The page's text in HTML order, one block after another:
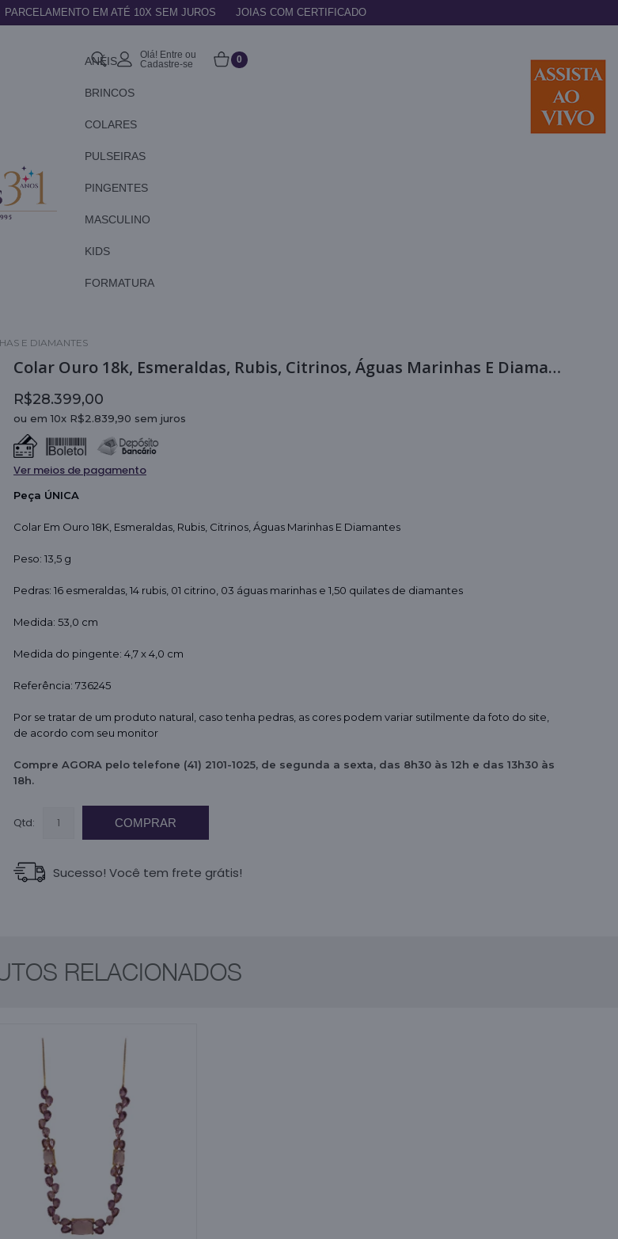
PARCELAMENTO EM ATÉ 10X SEM JUROS JOIAS COM CERTIFICADO
ANÉIS
BRINCOS
COLARES
PULSEIRAS
PINGENTES
MASCULINO
KIDS
FORMATURA
Olá! Entre ou
Cadastre-se
0
E DIAMANTES
Colar Ouro 18k, Esmeraldas, Rubis, Citrinos, Águas Marinhas E Diamantes
R$28.399,00
ou em 10x R$2.839,90 sem juros
Ver meios de pagamento
Peça ÚNICA
Colar Em Ouro 18K, Esmeraldas, Rubis, Citrinos, Águas Marinhas E Diamantes
Peso: 13,5 g
Pedras: 16 esmeraldas, 14 rubis, 01 citrino, 03 águas marinhas e 1,50 quilates de diamantes
Medida: 53,0 cm
Medida do pingente: 4,7 x 4,0 cm
Referência: 736245
Por se tratar de um produto natural, caso tenha pedras, as cores podem variar sutilmente da foto do site,
de acordo com seu monitor
Compre AGORA pelo telefone (41) 2101-1025, de segunda a sexta, das 8h30 às 12h e das 13h30 às
18h.
Qtd: COMPRAR
Sucesso! Você tem frete grátis!
RELACIONADOS